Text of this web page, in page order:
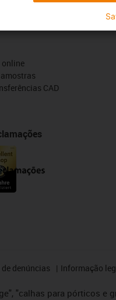
online
CAD
denúncias Informação
"calhas para pórticos